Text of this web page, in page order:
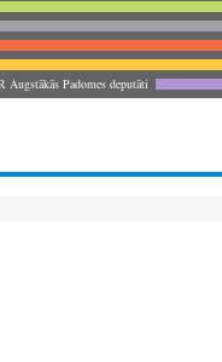
Augstākās Padomes deputāti